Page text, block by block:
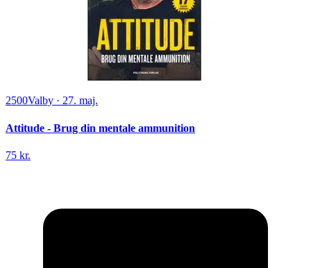
2500Valby · 27. maj.
Attitude - Brug din mentale ammunition
75 kr.